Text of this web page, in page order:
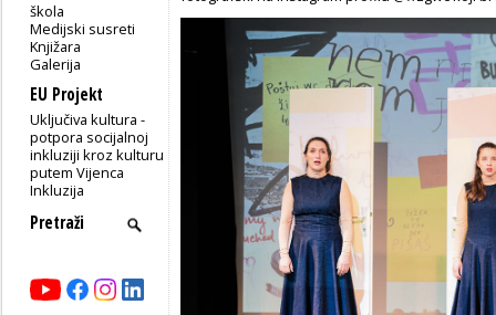
škola
Medijski susreti
Knjižara
Galerija
EU Projekt
Uključiva kultura -
potpora socijalnoj
inkluziji kroz kulturu
putem Vijenca
Inkluzija